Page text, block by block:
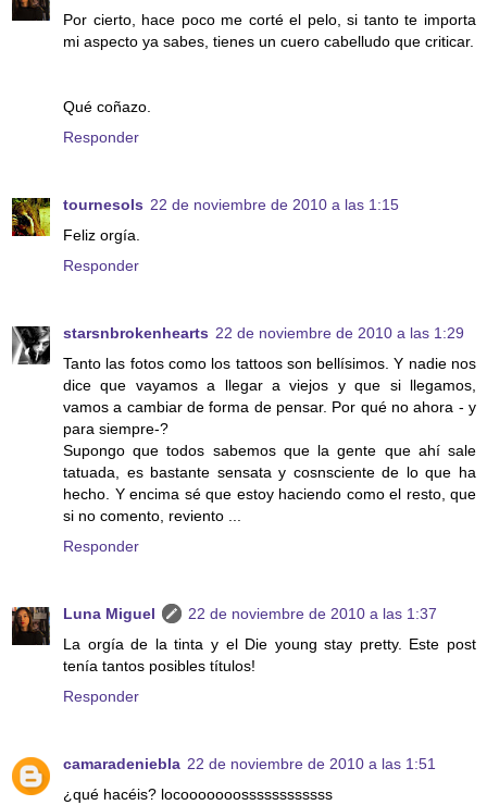
Por cierto, hace poco me corté el pelo, si tanto te importa
mi aspecto ya sabes, tienes un cuero cabelludo que criticar.
Qué coñazo.
Responder
tournesols 22 de noviembre de 2010 a las 1:15
Feliz orgía.
Responder
starsnbrokenhearts 22 de noviembre de 2010 a las 1:29
Tanto las fotos como los tattoos son bellísimos. Y nadie nos
dice que vayamos a llegar a viejos y que si llegamos,
vamos a cambiar de forma de pensar. Por qué no ahora - y
para siempre-?
Supongo que todos sabemos que la gente que ahí sale
tatuada, es bastante sensata y cosnsciente de lo que ha
hecho. Y encima sé que estoy haciendo como el resto, que
si no comento, reviento ...
Responder
Luna Miguel
22 de noviembre de 2010 a las 1:37
La orgía de la tinta y el Die young stay pretty. Este post
tenía tantos posibles títulos!
Responder
camaradeniebla 22 de noviembre de 2010 a las 1:51
¿qué hacéis? locooooooossssssssssss